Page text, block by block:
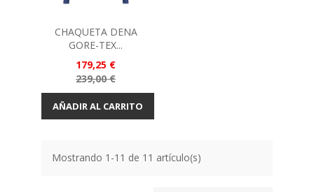
CHAQUETA DENA
GORE-TEX...
Precio
179,25 €
Precio
base
239,00 €
AÑADIR AL CARRITO
Mostrando 1-11 de 11 artículo(s)